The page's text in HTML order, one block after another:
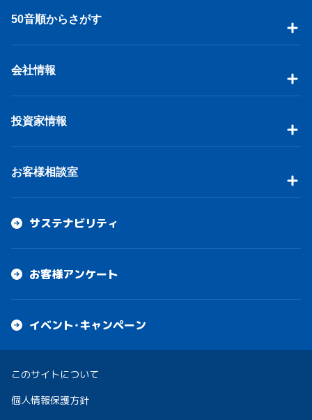
50音順からさがす
会社情報
投資家情報
お客様相談室
サステナビリティ
お客様アンケート
イベント・キャンペーン
このサイトについて
個人情報保護方針